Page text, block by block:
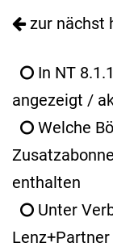
zur nächst
In NT
angezeigt /
Welche
enthalten
Unter